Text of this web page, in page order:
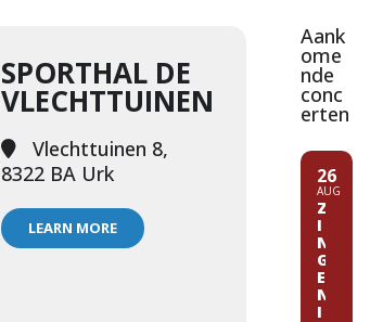
SPORTHAL DE
VLECHTTUINEN
Vlechttuinen 8,
8322 BA Urk
LEARN MORE
Aank
ome
nde
conc
erten
26
AUG
Z
I
N
G
E
N
I